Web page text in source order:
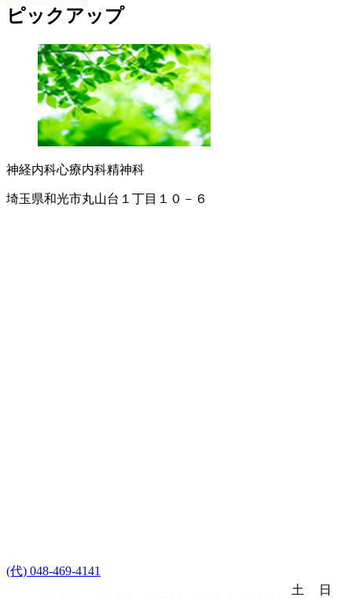
ピックアップ
神経内科心療内科精神科
埼玉県和光市丸山台１丁目１０－６
(代) 048-469-4141
土
日